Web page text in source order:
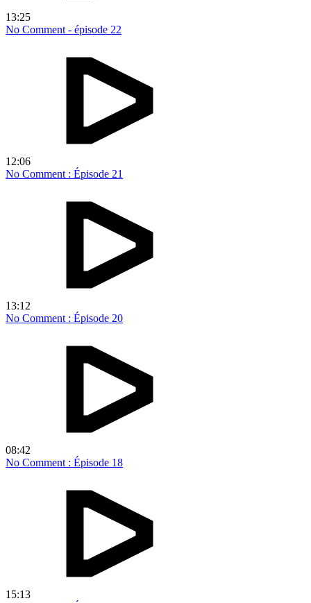
13:25
No Comment - épisode 22
12:06
No Comment : Épisode 21
13:12
No Comment : Épisode 20
08:42
No Comment : Épisode 18
15:13